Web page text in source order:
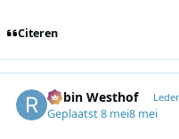
Citeren
Robin Westhof
Geplaatst8 mei8 mei